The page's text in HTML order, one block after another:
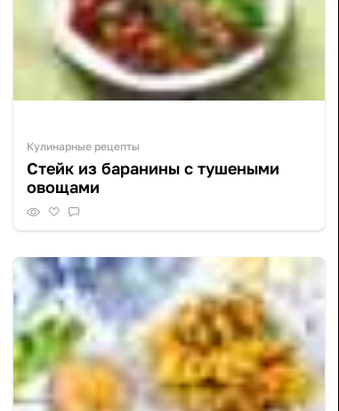
Кулинарные рецепты
Стейк из баранины с тушеными
овощами